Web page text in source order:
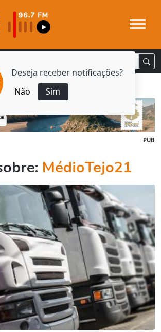
Deseja receber notificações?
Não
Sim
PUB
MédioTejo21